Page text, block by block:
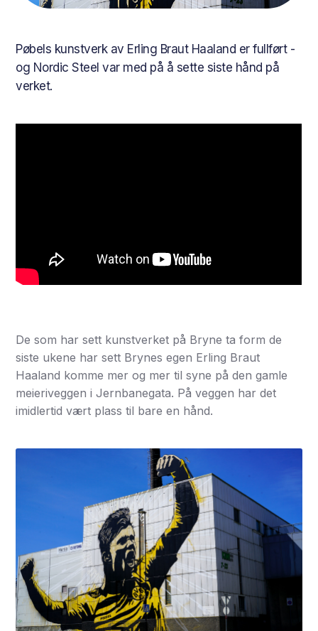
Pøbels kunstverk av Erling Braut Haaland er fullført -
og Nordic Steel var med på å sette siste hånd på
verket.
De som har sett kunstverket på Bryne ta form de
siste ukene har sett Brynes egen Erling Braut
Haaland komme mer og mer til syne på den gamle
meieriveggen i Jernbanegata. På veggen har det
imidlertid vært plass til bare en hånd.